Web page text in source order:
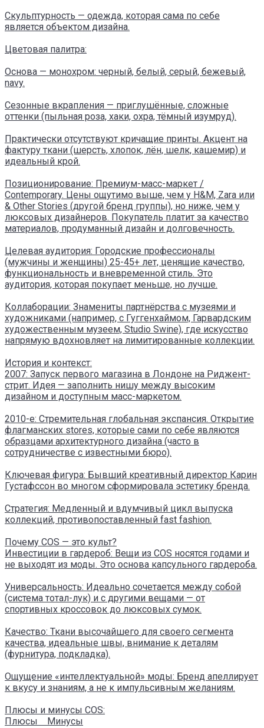
Скульптурность — одежда, которая сама по себе
является объектом дизайна.
Цветовая палитра:
Основа — монохром: черный, белый, серый, бежевый,
navy.
Сезонные вкрапления — приглушённые, сложные
оттенки (пыльная роза, хаки, охра, тёмный изумруд).
Практически отсутствуют кричащие принты. Акцент на
фактуру ткани (шерсть, хлопок, лён, шелк, кашемир) и
идеальный крой.
Позиционирование: Премиум-масс-маркет /
Contemporary. Цены ощутимо выше, чем у H&M, Zara или
& Other Stories (другой бренд группы), но ниже, чем у
люксовых дизайнеров. Покупатель платит за качество
материалов, продуманный дизайн и долговечность.
Целевая аудитория: Городские профессионалы
(мужчины и женщины) 25-45+ лет, ценящие качество,
функциональность и вневременной стиль. Это
аудитория, которая покупает меньше, но лучше.
Коллаборации: Знамениты партнёрства с музеями и
художниками (например, с Гуггенхаймом, Гарвардским
художественным музеем, Studio Swine), где искусство
напрямую вдохновляет на лимитированные коллекции.
История и контекст:
2007: Запуск первого магазина в Лондоне на Риджент-
стрит. Идея — заполнить нишу между высоким
дизайном и доступным масс-маркетом.
2010-е: Стремительная глобальная экспансия. Открытие
флагманских stores, которые сами по себе являются
образцами архитектурного дизайна (часто в
сотрудничестве с известными бюро).
Ключевая фигура: Бывший креативный директор Карин
Густафссон во многом сформировала эстетику бренда.
Стратегия: Медленный и вдумчивый цикл выпуска
коллекций, противопоставленный fast fashion.
Почему COS — это культ?
Инвестиции в гардероб: Вещи из COS носятся годами и
не выходят из моды. Это основа капсульного гардероба.
Универсальность: Идеально сочетается между собой
(система тотал-лук) и с другими вещами — от
спортивных кроссовок до люксовых сумок.
Качество: Ткани высочайшего для своего сегмента
качества, идеальные швы, внимание к деталям
(фурнитура, подкладка).
Ощущение «интеллектуальной» моды: Бренд апеллирует
к вкусу и знаниям, а не к импульсивным желаниям.
Плюсы и минусы COS:
Плюсы Минусы